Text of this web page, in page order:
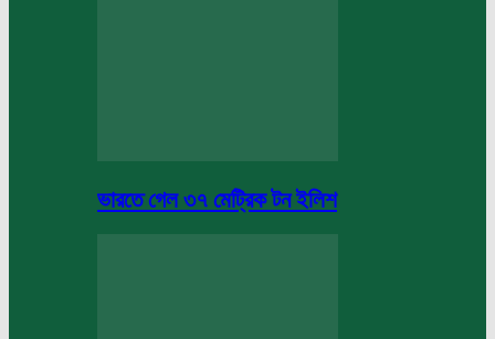
ভারতে গেল ৩৭ মেট্রিক টন ইলিশ